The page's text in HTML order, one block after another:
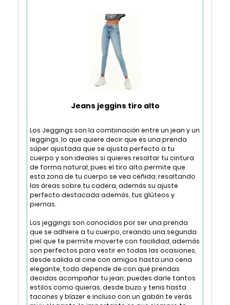
Jeans jeggins tiro alto
Los Jeggings son la combinación entre un jean y un
leggings, lo que quiere decir que es una prenda
súper ajustada que se ajusta perfecto a tu
cuerpo y son ideales si quieres resaltar tu cintura
de forma natural, pues el tiro alto permite que
esta zona de tu cuerpo se vea ceñida, resaltando
las áreas sobre tu cadera, además su ajuste
perfecto destacada además, tus glúteos y
piernas.
Los jeggings son conocidos por ser una prenda
que se adhiere a tu cuerpo, creando una segunda
piel que te permite moverte con facilidad, además
son perfectos para vestir en todas las ocasiones,
desde salida al cine con amigos hasta una cena
elegante, todo depende de con qué prendas
decidas acompañar tu jean; puedes darle tantos
estilos como quieras, desde buzo y tenis hasta
tacones y blazer e incluso con un gabán te verás